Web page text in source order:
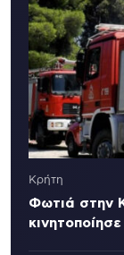
Κρήτη
Φωτιά στην